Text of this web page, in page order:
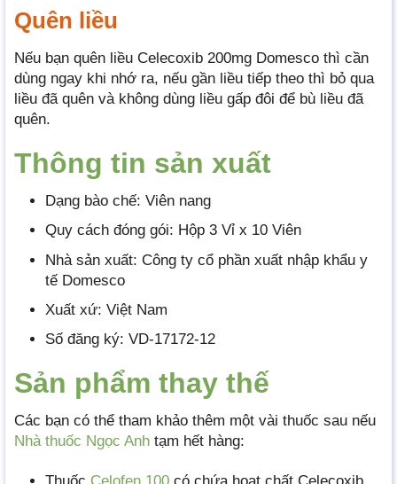
Quên liều
Nếu bạn quên liều Celecoxib 200mg Domesco thì cần
dùng ngay khi nhớ ra, nếu gần liều tiếp theo thì bỏ qua
liều đã quên và không dùng liều gấp đôi để bù liều đã
quên.
Thông tin sản xuất
Dạng bào chế: Viên nang
Quy cách đóng gói: Hộp 3 Vỉ x 10 Viên
Nhà sản xuất: Công ty cổ phần xuất nhập khẩu y
tế Domesco
Xuất xứ: Việt Nam
Số đăng ký: VD-17172-12
Sản phẩm thay thế
Các bạn có thể tham khảo thêm một vài thuốc sau nếu
Nhà thuốc Ngọc Anh tạm hết hàng: